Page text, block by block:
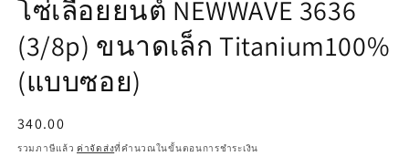
โม
ดอล
โซ่เลื่อยยนต์ NEWWAVE 3636
(3/8p) ขนาดเล็ก Titanium100%
(แบบซอย)
ราคา
ปกติ
340.00
รวมภาษีแล้ว ค่าจัดส่งที่คำนวณในขั้นตอนการชำระเงิน